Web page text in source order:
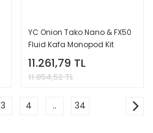
YC Onion Tako Nano & FX50
Fluid Kafa Monopod Kit
11.261,79 TL
11.854,52 TL
3 4 .. 34